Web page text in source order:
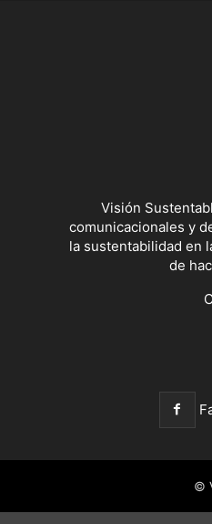
Visión
comunicacionales y
la sustentabilidad en
de
©